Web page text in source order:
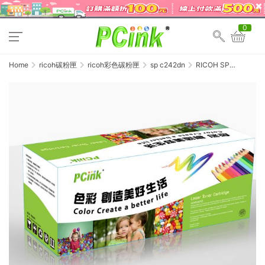
0
Home ricoh碳粉匣 ricoh彩色碳粉匣 sp c242dn
RICOH SP